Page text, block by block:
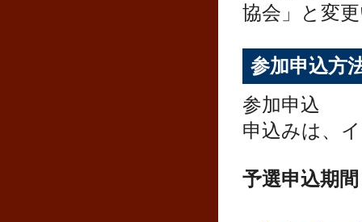
協会」と変
参加申込方
参加申込
申込みは、
予選申込期